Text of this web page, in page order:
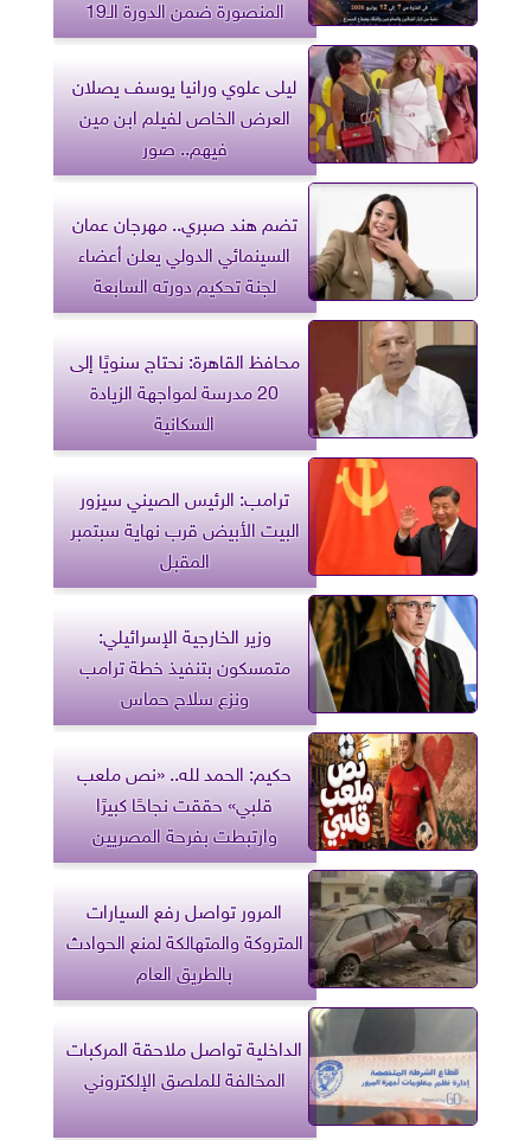
المنصورة ضمن الدورة الـ19
ليلى علوي ورانيا يوسف يصلان
العرض الخاص لفيلم ابن مين
فيهم.. صور
تضم هند صبري.. مهرجان عمان
السينمائي الدولي يعلن أعضاء
لجنة تحكيم دورته السابعة
محافظ القاهرة: نحتاج سنويًا إلى
20 مدرسة لمواجهة الزيادة
السكانية
ترامب: الرئيس الصيني سيزور
البيت الأبيض قرب نهاية سبتمبر
المقبل
وزير الخارجية الإسرائيلي:
متمسكون بتنفيذ خطة ترامب
ونزع سلاح حماس
حكيم: الحمد لله.. «نص ملعب
قلبي» حققت نجاحًا كبيرًا
وارتبطت بفرحة المصريين
المرور تواصل رفع السيارات
المتروكة والمتهالكة لمنع الحوادث
بالطريق العام
الداخلية تواصل ملاحقة المركبات
المخالفة للملصق الإلكتروني